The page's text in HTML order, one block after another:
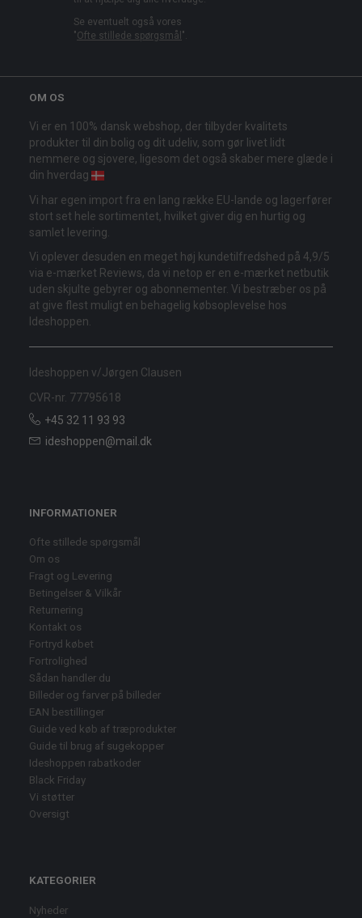
Se eventuelt også vores
"Ofte stillede spørgsmål ".
OM OS
Vi er en 100% dansk webshop, der tilbyder kvalitets
produkter til din bolig og dit udeliv, som gør livet lidt
nemmere og sjovere, ligesom det også skaber mere glæde i
din hverdag
Vi har egen import fra en lang række EU-lande og lagerfører
stort set hele sortimentet, hvilket giver dig en hurtig og
samlet levering.
Vi oplever desuden en meget høj kundetilfredshed på 4,9/5
via e-mærket Reviews, da vi netop er en e-mærket netbutik
uden skjulte gebyrer og abonnementer. Vi bestræber os på
at give flest muligt en behagelig købsoplevelse hos
Ideshoppen.
Ideshoppen v/Jørgen Clausen
CVR-nr. 77795618
+45 32 11 93 93
ideshoppen@mail.dk
INFORMATIONER
Ofte stillede spørgsmål
Om os
Fragt og Levering
Betingelser & Vilkår
Returnering
Kontakt os
Fortryd købet
Fortrolighed
Sådan handler du
Billeder og farver på billeder
EAN bestillinger
Guide ved køb af træprodukter
Guide til brug af sugekopper
Ideshoppen rabatkoder
Black Friday
Vi støtter
Oversigt
KATEGORIER
Nyheder